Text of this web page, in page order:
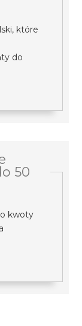
które
do
50
kwoty